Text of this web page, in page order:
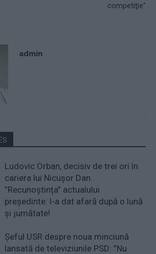
competiţie”
admin
Ludovic Orban, decisiv de trei ori în
cariera lui Nicușor Dan.
”Recunoștința” actualului
președinte: l-a dat afară după o lună
și jumătate!
Șeful USR despre noua minciună
lansată de televiziunile PSD: ”Nu